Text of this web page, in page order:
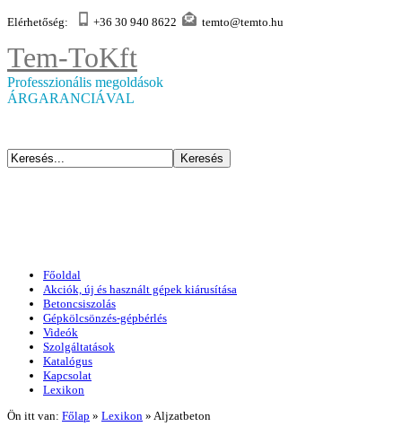
Elérhetőség: +36 30 940 8622 temto@temto.hu
Tem-ToKft
Professzionális megoldások
ÁRGARANCIÁVAL
Főoldal
Akciók, új és használt gépek kiárusítása
Betoncsiszolás
Gépkölcsönzés-gépbérlés
Videók
Szolgáltatások
Katalógus
Kapcsolat
Lexikon
Ön itt van: Főlap » Lexikon » Aljzatbeton